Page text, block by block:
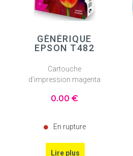
GÉNÉRIQUE
EPSON T482
Cartouche
d'impression magenta
0.00 €
En rupture